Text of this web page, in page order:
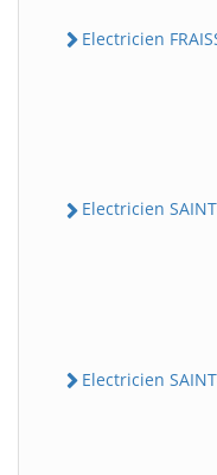
Electricien
Electricien
Electricien